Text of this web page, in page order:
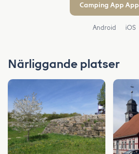
Camping App App
Android iOS
Närliggande platser